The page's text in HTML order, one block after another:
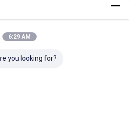
6:29 AM
you looking for?